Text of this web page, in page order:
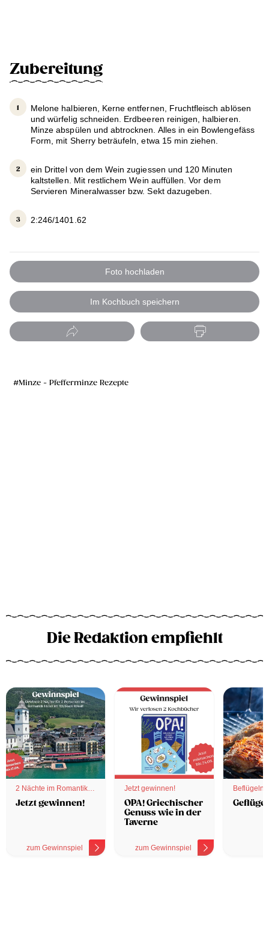
Zubereitung
Melone halbieren, Kerne entfernen, Fruchtfleisch ablösen
und würfelig schneiden. Erdbeeren reinigen, halbieren.
Minze abspülen und abtrocknen. Alles in ein Bowlengefäss
Form, mit Sherry beträufeln, etwa 15 min ziehen.
ein Drittel von dem Wein zugiessen und 120 Minuten
kaltstellen. Mit restlichem Wein auffüllen. Vor dem
Servieren Mineralwasser bzw. Sekt dazugeben.
2:246/1401.62
Foto hochladen
Im Kochbuch speichern
Minze - Pfefferminze Rezepte
Die Redaktion empfiehlt
2 Nächte im Romantik
Hotel
Jetzt gewinnen!
zum Gewinnspiel
Jetzt gewinnen!
OPA! Griechischer
Genuss wie in der
Taverne
zum Gewinnspiel